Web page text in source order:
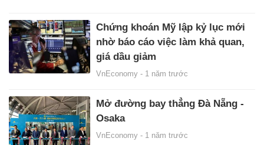
Chứng khoán Mỹ lập kỷ lục mới
nhờ báo cáo việc làm khả quan,
giá dầu giảm
VnEconomy - 1 năm trước
Mở đường bay thẳng Đà Nẵng -
Osaka
VnEconomy - 1 năm trước